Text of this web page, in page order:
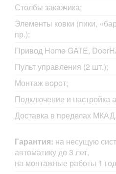
Столбы заказчика;
Элементы ковки (пики,
пр.);
Привод Home GATE,
Пульт управления (2 шт.);
Монтаж ворот;
Подключение и настройка
Доставка в пределах МКАД.
Гарантия: на несущую
автоматику до 3 лет,
на монтажные работы 1